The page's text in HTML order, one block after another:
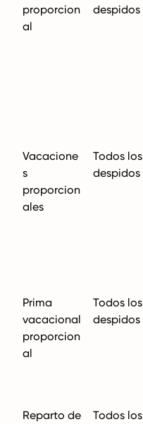
proporcion
al
despidos
Vacacione
s
proporcion
ales
Todos los
despidos
Prima
vacacional
proporcion
al
Todos los
despidos
Reparto de
Todos los